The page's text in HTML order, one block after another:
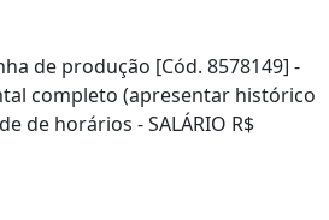
de produção [Cód. 8578149] -
completo (apresentar histórico
de horários - SALÁRIO R$